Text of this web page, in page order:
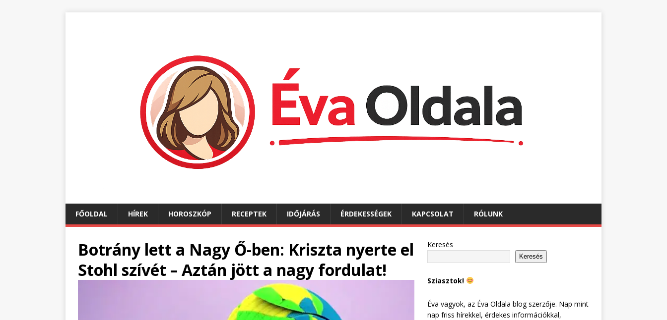
FŐOLDAL HÍREK HOROSZKÓP RECEPTEK IDŐJÁRÁS ÉRDEKESSÉGEK KAPCSOLAT RÓLUNK
Botrány lett a Nagy Ő-ben: Kriszta nyerte el
Stohl szívét – Aztán jött a nagy fordulat!
Keresés
Keresés
Sziasztok!
Éva vagyok, az Éva Oldala blog szerzője. Nap mint
nap friss hírekkel, érdekes információkkal,